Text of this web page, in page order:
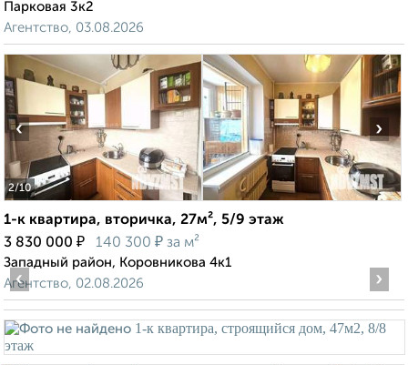
Парковая 3к2
Агентство, 03.08.2026
2/10
‹ ›
1-к квартира, вторичка, 27м², 5/9 этаж
3 830 000 ₽ 140 300 ₽ за м²
Западный район, Коровникова 4к1
Агентство, 02.08.2026
‹ ›